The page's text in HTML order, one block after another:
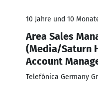
10 Jahre und 10
Area Sales
(Media/Saturn
Account
Telefónica Germany